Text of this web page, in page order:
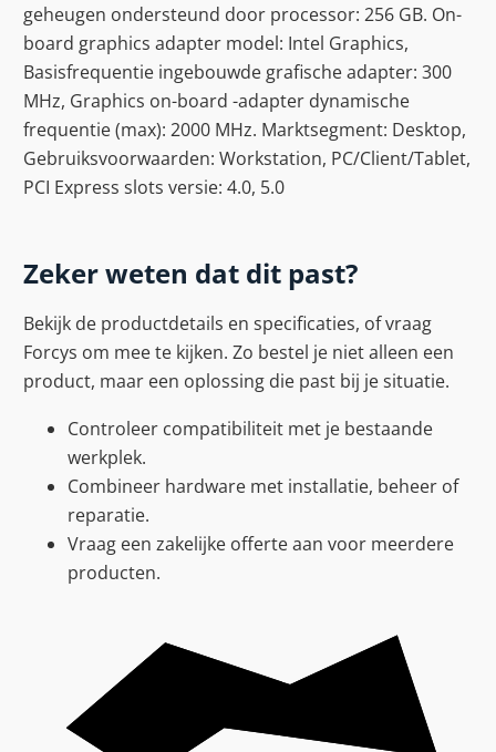
geheugen ondersteund door processor: 256 GB. On-
board graphics adapter model: Intel Graphics,
Basisfrequentie ingebouwde grafische adapter: 300
MHz, Graphics on-board -adapter dynamische
frequentie (max): 2000 MHz. Marktsegment: Desktop,
Gebruiksvoorwaarden: Workstation, PC/Client/Tablet,
PCI Express slots versie: 4.0, 5.0
Zeker weten dat dit past?
Bekijk de productdetails en specificaties, of vraag
Forcys om mee te kijken. Zo bestel je niet alleen een
product, maar een oplossing die past bij je situatie.
Controleer compatibiliteit met je bestaande
werkplek.
Combineer hardware met installatie, beheer of
reparatie.
Vraag een zakelijke offerte aan voor meerdere
producten.